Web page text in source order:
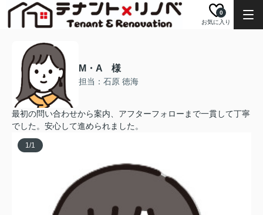
お気に入り
0
M・A 様
担当：石原 徳海
最初の問い合わせから案内、アフターフォローまで一貫して丁寧
でした。安心して進められました。
1/1